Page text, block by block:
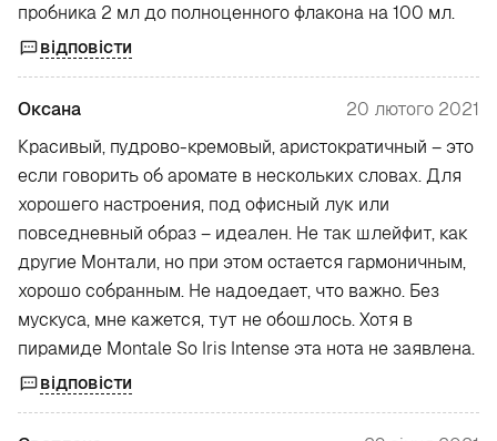
пробника 2 мл до полноценного флакона на 100 мл.
відповісти
Оксана
20 лютого 2021
Красивый, пудрово-кремовый, аристократичный – это
если говорить об аромате в нескольких словах. Для
хорошего настроения, под офисный лук или
повседневный образ – идеален. Не так шлейфит, как
другие Монтали, но при этом остается гармоничным,
хорошо собранным. Не надоедает, что важно. Без
мускуса, мне кажется, тут не обошлось. Хотя в
пирамиде Montale So Iris Intense эта нота не заявлена.
відповісти